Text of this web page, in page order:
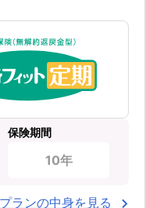
保険期間
10年
プランの中身を見る